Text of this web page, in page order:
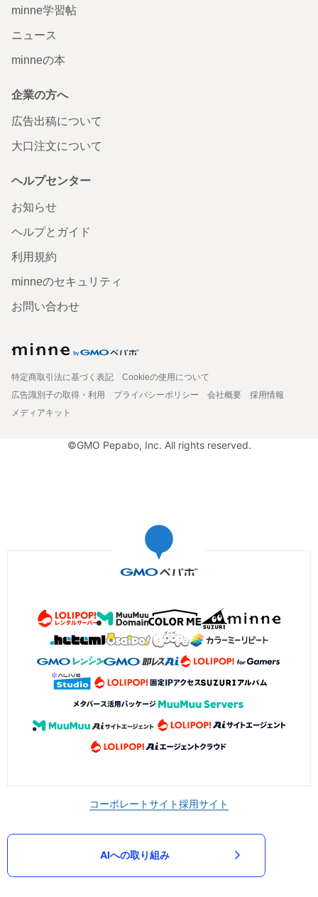
minne学習帖
ニュース
minneの本
企業の方へ
広告出稿について
大口注文について
ヘルプセンター
お知らせ
ヘルプとガイド
利用規約
minneのセキュリティ
お問い合わせ
特定商取引法に基づく表記
Cookieの使用について
広告識別子の取得・利用
プライバシーポリシー 会社概要
採用情報
メディアキット
©GMO Pepabo, Inc. All rights reserved.
コーポレートサイト採用サイト
AIへの取り組み